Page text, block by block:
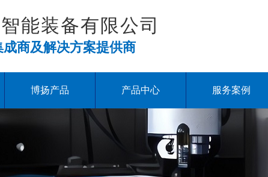
能装备有限公司
成商及解决方案提供商
博扬产品 产品中心 服务案例